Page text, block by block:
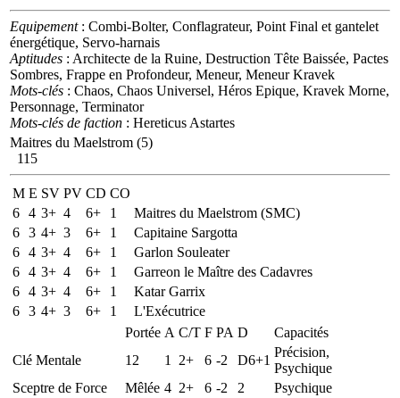
Equipement: Combi-Bolter, Conflagrateur, Point Final et gantelet
énergétique, Servo-harnais
Aptitudes : Architecte de la Ruine, Destruction Tête Baissée, Pactes
Sombres, Frappe en Profondeur, Meneur, Meneur Kravek
Mots-clés : Chaos, Chaos Universel, Héros Epique, Kravek Morne,
Personnage, Terminator
Mots-clés de faction : Hereticus Astartes
Maitres du Maelstrom (5)
115
M E SV PV CD CO
6 4 3+ 4 6+ 1
Maitres du Maelstrom (SMC)
6 3 4+ 3 6+ 1
Capitaine Sargotta
6 4 3+ 4 6+ 1
Garlon Souleater
6 4 3+ 4 6+ 1
Garreon le Maître des Cadavres
6 4 3+ 4 6+ 1
Katar Garrix
6 3 4+ 3 6+ 1
L'Exécutrice
Portée A C/T F PA D
Capacités
Clé Mentale
12 1 2+ 6 -2 D6+1
Précision,
Psychique
Sceptre de Force
Mêlée 4 2+ 6 -2 2
Psychique